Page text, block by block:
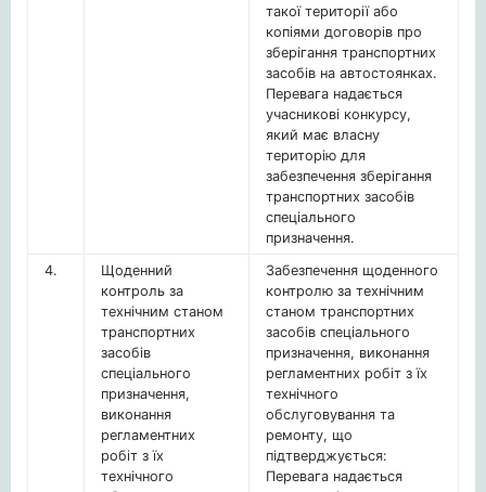
такої території або
копіями договорів про
зберігання транспортних
засобів на автостоянках.
Перевага надається
учасникові конкурсу,
який має власну
територію для
забезпечення зберігання
транспортних засобів
спеціального
призначення.
4.
Щоденний
контроль за
технічним станом
транспортних
засобів
спеціального
призначення,
виконання
регламентних
робіт з їх
технічного
Забезпечення щоденного
контролю за технічним
станом транспортних
засобів спеціального
призначення, виконання
регламентних робіт з їх
технічного
обслуговування та
ремонту, що
підтверджується:
Перевага надається